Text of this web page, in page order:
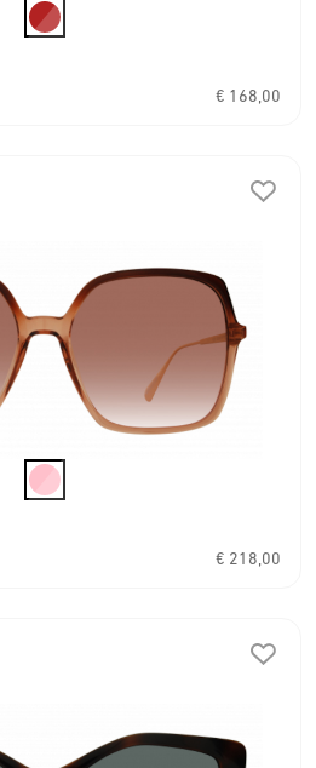
€ 168,00
€ 218,00